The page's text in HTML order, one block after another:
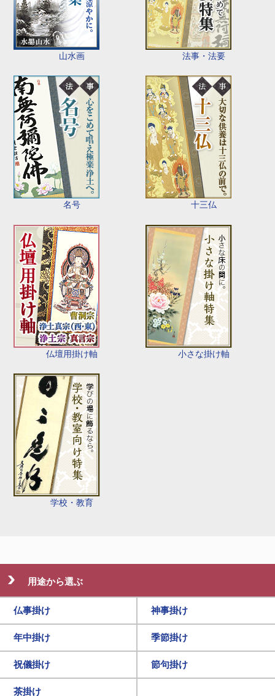
山水画 法事・法要
名号 十三仏
仏壇用掛け軸 小さな掛け軸
学校・教育
用途から選ぶ
仏事掛け 神事掛け
年中掛け 季節掛け
祝儀掛け 節句掛け
茶掛け